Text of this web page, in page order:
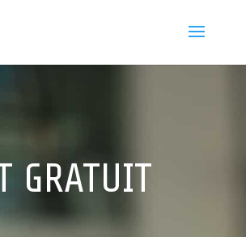
GRATUIT